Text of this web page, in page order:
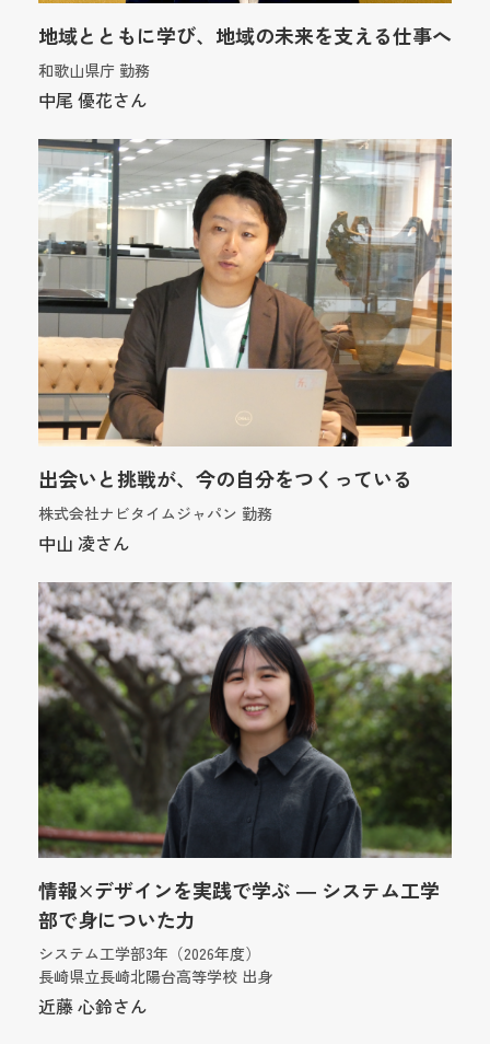
地域とともに学び、地域の未来を支える仕事へ
和歌山県庁 勤務
中尾 優花さん
出会いと挑戦が、今の自分をつくっている
株式会社ナビタイムジャパン 勤務
中山 凌さん
情報×デザインを実践で学ぶ ― システム工学
部で身についた力
システム工学部3年（2026年度）
長崎県立長崎北陽台高等学校 出身
近藤 心鈴さん